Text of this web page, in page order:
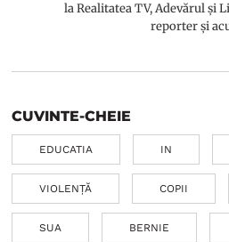
la Realitatea TV, Adevărul și
reporter și
CUVINTE-CHEIE
EDUCATIA IN
VIOLENȚĂ COPII
SUA BERNIE